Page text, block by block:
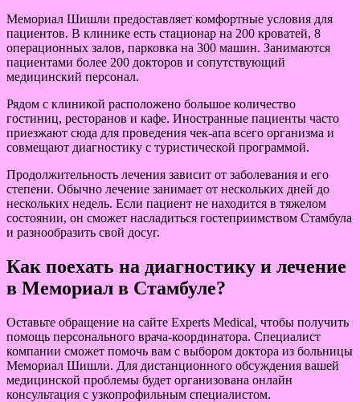
Мемориал Шишли предоставляет комфортные условия для
пациентов. В клинике есть стационар на 200 кроватей, 8
операционных залов, парковка на 300 машин. Занимаются
пациентами более 200 докторов и сопутствующий
медицинский персонал.
Рядом с клиникой расположено большое количество
гостиниц, ресторанов и кафе. Иностранные пациенты часто
приезжают сюда для проведения чек-апа всего организма и
совмещают диагностику с туристической программой.
Продолжительность лечения зависит от заболевания и его
степени. Обычно лечение занимает от нескольких дней до
нескольких недель. Если пациент не находится в тяжелом
состоянии, он сможет насладиться гостеприимством Стамбула
и разнообразить свой досуг.
Как поехать на диагностику и лечение
в Мемориал в Стамбуле?
Оставьте обращение на сайте Experts Medical, чтобы получить
помощь персонального врача-координатора. Специалист
компании сможет помочь вам с выбором доктора из больницы
Мемориал Шишли. Для дистанционного обсуждения вашей
медицинской проблемы будет организована онлайн
консультация с узкопрофильным специалистом.